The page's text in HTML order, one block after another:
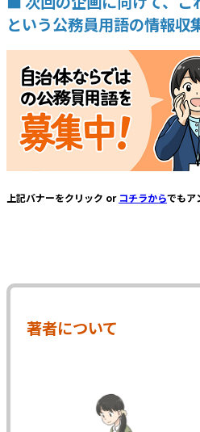
という公務員用語の情報収
上記バナーをクリック or コチラからでもア
著者について